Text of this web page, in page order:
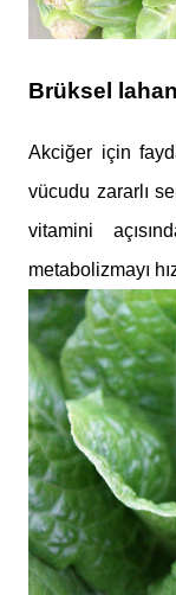
Brüksel
Akciğer için
vücudu zararlı
vitamini
metabolizmayı